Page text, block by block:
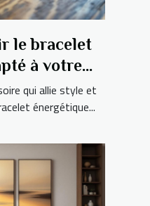
le bracelet
à votre
?
qui allie style et
énergétique...